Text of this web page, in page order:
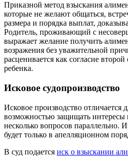
Приказной метод взыскания
которые не желают общаться,
размера и порядка выплат,
Родитель, проживающий с
выражает желание получить
возражения без уважительной
расценивается как согласие
ребенка.
Исковое судопроизводство
Исковое производство отличается
возможностью защищать интересы
несколько вопросов параллельно.
будет только в апелляционном
В суд подается иск о взыскании